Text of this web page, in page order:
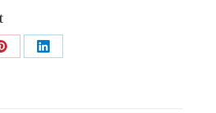
PartagerPartager